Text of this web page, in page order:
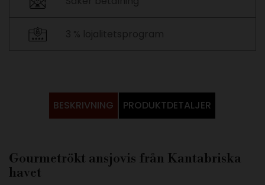
BESKRIVNING PRODUKTDETALJER
Gourmetrökt ansjovis från Kantabriska
havet